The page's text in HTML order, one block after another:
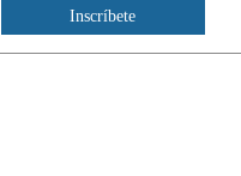
Inscríbete